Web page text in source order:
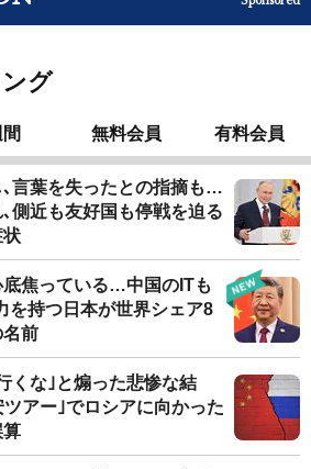
グ
無料会員 有料会員
､言葉を失ったとの指摘も…
側近も友好国も停戦を迫る
状
焦っている…中国のITも
を持つ日本が世界シェア8
前
くな｣と煽った悲惨な結
アー｣でロシアに向かった
算